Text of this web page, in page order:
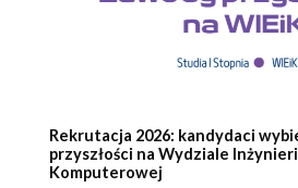
Rekrutacja 2026: kandydaci
przyszłości na Wydziale
Komputerowej